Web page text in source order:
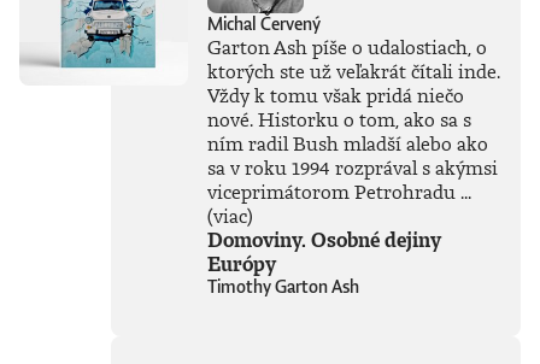
zaplavila verejnosť
vlna záujmu o AI,
no zároveň
zavládol zmätok.
Čo vlastne umelá
inteligencia dokáže
a kde sú jej limity?
Čo nás ešte len
čaká? Je pre ľudstvo
hrozbou? Susskind
sa nevyhýba ani
Michal Červený
Garton Ash píše o udalostiach, o
ktorých ste už veľakrát čítali inde.
Vždy k tomu však pridá niečo
nové. Historku o tom, ako sa s
ním radil Bush mladší alebo ako
sa v roku 1994 rozprával s akýmsi
viceprimátorom Petrohradu ...
(viac)
Domoviny. Osobné dejiny
Európy
Timothy Garton Ash